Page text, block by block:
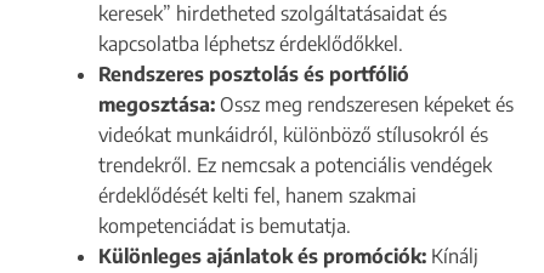
Szalon tulajdonos
Egyéb szépségipari vállalkozás
Többet is választhatsz.
Hol működik a vállalkozásod?*
Csak a település nevét add meg.
keresek” hirdetheted szolgáltatásaidat és
kapcsolatba léphetsz érdeklődőkkel.​
Rendszeres posztolás és portfólió
megosztása: Ossz meg rendszeresen képeket és
videókat munkáidról, különböző stílusokról és
trendekről. Ez nemcsak a potenciális vendégek
érdeklődését kelti fel, hanem szakmai
kompetenciádat is bemutatja.​
Különleges ajánlatok és promóciók: Kínálj